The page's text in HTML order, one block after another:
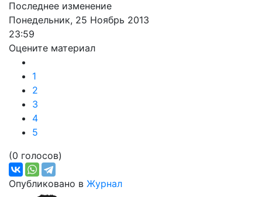
Последнее изменение
Понедельник, 25 Ноябрь 2013
23:59
Оцените материал
1
2
3
4
5
(0 голосов)
Опубликовано в Журнал